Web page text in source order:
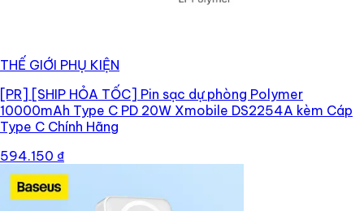
THẾ GIỚI PHỤ KIỆN
[PR] [SHIP HỎA TỐC] Pin sạc dự phòng Polymer
10000mAh Type C PD 20W Xmobile DS2254A kèm Cáp
Type C Chính Hãng
594.150 ₫